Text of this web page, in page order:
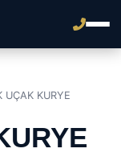
UÇAK KURYE